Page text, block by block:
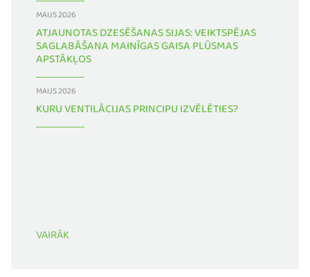
MAIJS 2026
ATJAUNOTAS DZESĒŠANAS SIJAS: VEIKTSPĒJAS
SAGLABĀŠANA MAINĪGAS GAISA PLŪSMAS
APSTĀKĻOS
MAIJS 2026
KURU VENTILĀCIJAS PRINCIPU IZVĒLĒTIES?
VAIRĀK